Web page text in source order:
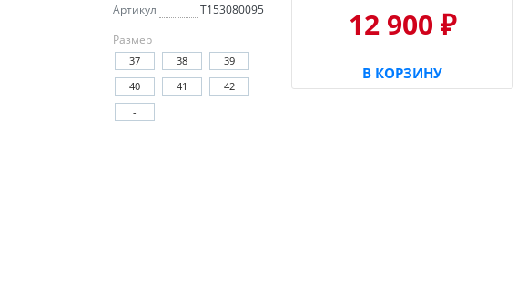
Артикул
T153080095
Размер
37 38
39
40
41
42
-
12 900 ₽
В КОРЗИНУ